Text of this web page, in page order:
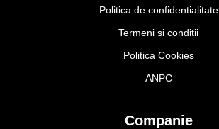
Politica de confidentialitate
Termeni si conditii
Politica Cookies
ANPC
Companie